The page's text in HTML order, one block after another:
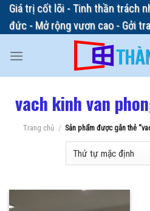
Skip
content
Giá trị cốt lõi - Tinh thần trách
đức - Mở rộng vươn cao - Gởi
vach kinh van
Trang chủ / Sản phẩm được gắn thẻ